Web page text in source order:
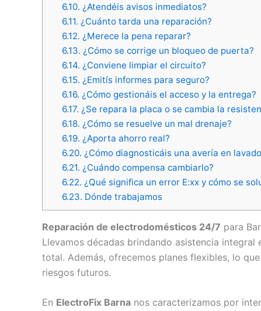
6.10. ¿Atendéis avisos inmediatos?
6.11. ¿Cuánto tarda una reparación?
6.12. ¿Merece la pena reparar?
6.13. ¿Cómo se corrige un bloqueo de puerta?
6.14. ¿Conviene limpiar el circuito?
6.15. ¿Emitís informes para seguro?
6.16. ¿Cómo gestionáis el acceso y la entrega?
6.17. ¿Se repara la placa o se cambia la
6.18. ¿Cómo se resuelve un mal drenaje?
6.19. ¿Aporta ahorro real?
6.20. ¿Cómo diagnosticáis una avería en
6.21. ¿Cuándo compensa cambiarlo?
6.22. ¿Qué significa un error E:xx y cómo se
6.23. Dónde trabajamos
Reparación de electrodomésticos 24/7 para
Llevamos décadas brindando asistencia
total. Además, ofrecemos planes flexibles, lo
riesgos futuros.
En ElectroFix Barna nos caracterizamos por